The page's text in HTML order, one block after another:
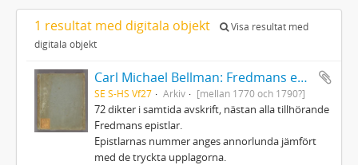
1 resultat med digitala objekt
Visa resultat med
digitala objekt
Carl Michael Bellman: Fredmans epistlar m.m.
SE S-HS Vf27 Arkiv [mellan 1770 och 1790?]
72 dikter i samtida avskrift, nästan alla tillhörande
Fredmans epistlar.
Epistlarnas nummer anges annorlunda jämfört
med de tryckta upplagorna.